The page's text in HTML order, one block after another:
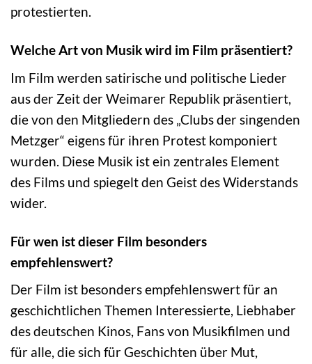
protestierten.
Welche Art von Musik wird im Film präsentiert?
Im Film werden satirische und politische Lieder
aus der Zeit der Weimarer Republik präsentiert,
die von den Mitgliedern des „Clubs der singenden
Metzger“ eigens für ihren Protest komponiert
wurden. Diese Musik ist ein zentrales Element
des Films und spiegelt den Geist des Widerstands
wider.
Für wen ist dieser Film besonders
empfehlenswert?
Der Film ist besonders empfehlenswert für an
geschichtlichen Themen Interessierte, Liebhaber
des deutschen Kinos, Fans von Musikfilmen und
für alle, die sich für Geschichten über Mut,